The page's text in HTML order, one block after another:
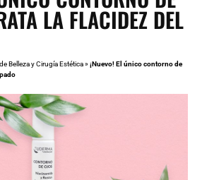
LA FLACIDEZ DEL
Belleza y Cirugía Estética»¡Nuevo! El único contorno de